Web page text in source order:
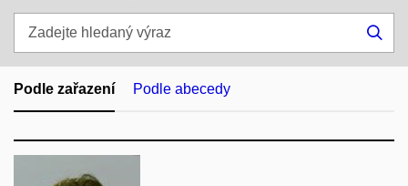
hledaný
výraz
Podle zařazení Podle abecedy